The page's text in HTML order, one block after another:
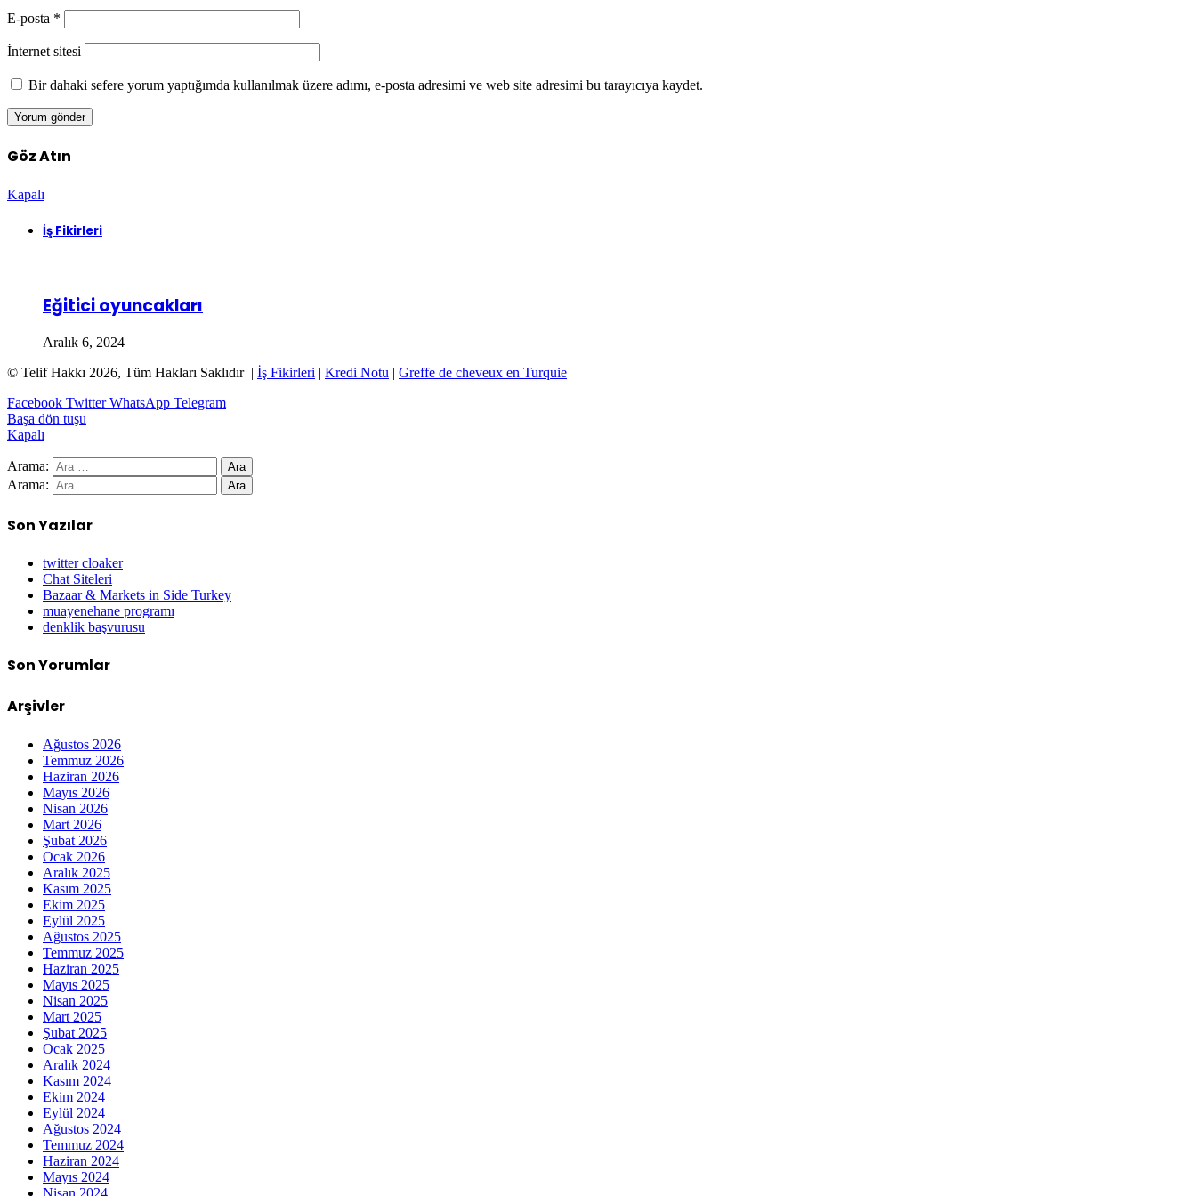
E-posta *
İnternet sitesi
Bir dahaki sefere yorum yaptığımda kullanılmak üzere adımı, e-posta adresimi ve web site adresimi bu tarayıcıya kaydet.
Göz Atın
Kapalı
İş Fikirleri
Eğitici oyuncakları
Aralık 6, 2024
© Telif Hakkı 2026, Tüm Hakları Saklıdır | İş Fikirleri | Kredi Notu | Greffe de cheveux en Turquie
Facebook Twitter WhatsApp Telegram
Başa dön tuşu
Kapalı
Arama:
Arama:
Son Yazılar
twitter cloaker
Chat Siteleri
Bazaar & Markets in Side Turkey
muayenehane programı
denklik başvurusu
Son Yorumlar
Arşivler
Ağustos 2026
Temmuz 2026
Haziran 2026
Mayıs 2026
Nisan 2026
Mart 2026
Şubat 2026
Ocak 2026
Aralık 2025
Kasım 2025
Ekim 2025
Eylül 2025
Ağustos 2025
Temmuz 2025
Haziran 2025
Mayıs 2025
Nisan 2025
Mart 2025
Şubat 2025
Ocak 2025
Aralık 2024
Kasım 2024
Ekim 2024
Eylül 2024
Ağustos 2024
Temmuz 2024
Haziran 2024
Mayıs 2024
Nisan 2024